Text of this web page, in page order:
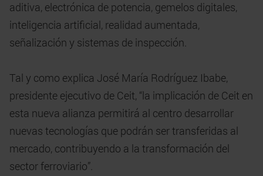
aditiva, electrónica de potencia, gemelos digitales,
inteligencia artificial, realidad aumentada,
señalización y sistemas de inspección.
Tal y como explica José María Rodríguez Ibabe,
presidente ejecutivo de Ceit, “la implicación de Ceit en
esta nueva alianza permitirá al centro desarrollar
nuevas tecnologías que podrán ser transferidas al
mercado, contribuyendo a la transformación del
sector ferroviario”.